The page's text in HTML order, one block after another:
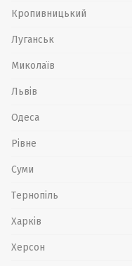
Кропивницький
Луганськ
Миколаїв
Львів
Одеса
Рівне
Суми
Тернопіль
Харків
Херсон